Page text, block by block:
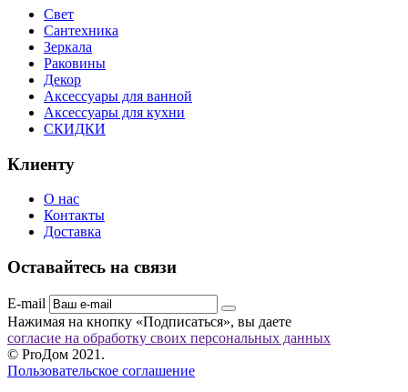
Свет
Сантехника
Зеркала
Раковины
Декор
Аксессуары для ванной
Аксессуары для кухни
СКИДКИ
Клиенту
О нас
Контакты
Доставка
Оставайтесь на связи
E-mail
Нажимая на кнопку «Подписаться», вы даете
согласие на обработку своих персональных данных
© ProДом 2021.
Пользовательское соглашение